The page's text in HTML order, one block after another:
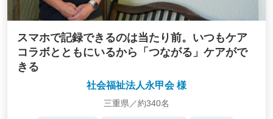
スマホで記録できるのは当たり前。いつもケア
コラボとともにいるから「つながる」ケアがで
きる
社会福祉法人永甲会 様
三重県／約340名